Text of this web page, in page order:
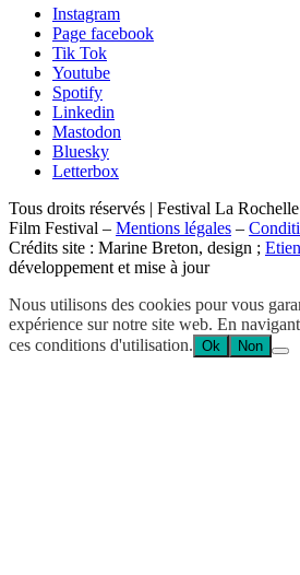
Instagram
Page facebook
Tik Tok
Youtube
Spotify
Linkedin
Mastodon
Bluesky
Letterbox
Tous droits réservés | Festival La
Film Festival – Mentions légales –
Crédits site : Marine Breton, design ;
développement et mise à jour
Nous utilisons des cookies pour vous
expérience sur notre site web. En
ces conditions d'utilisation. Ok Non